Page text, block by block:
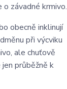
závadné krmivo.
obecně inklinují
při výcviku
ale chuťově
průběžně k